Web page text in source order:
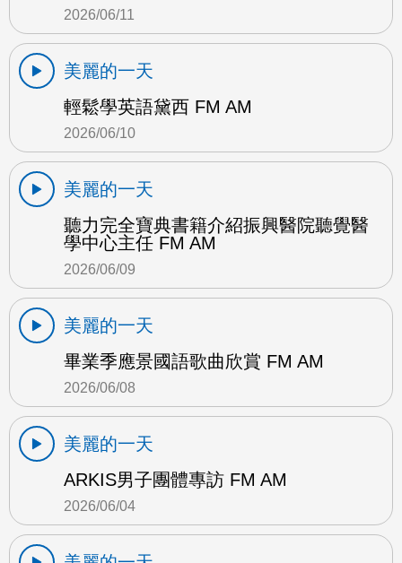
2026/06/11
美麗的一天
輕鬆學英語黛西 FM AM
2026/06/10
美麗的一天
聽力完全寶典書籍介紹振興醫院聽覺醫
學中心主任 FM AM
2026/06/09
美麗的一天
畢業季應景國語歌曲欣賞 FM AM
2026/06/08
美麗的一天
ARKIS男子團體專訪 FM AM
2026/06/04